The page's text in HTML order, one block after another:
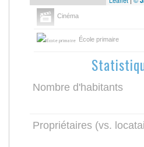
Cinéma
École primaire
Nombre d'habitants
Propriétaires (vs.